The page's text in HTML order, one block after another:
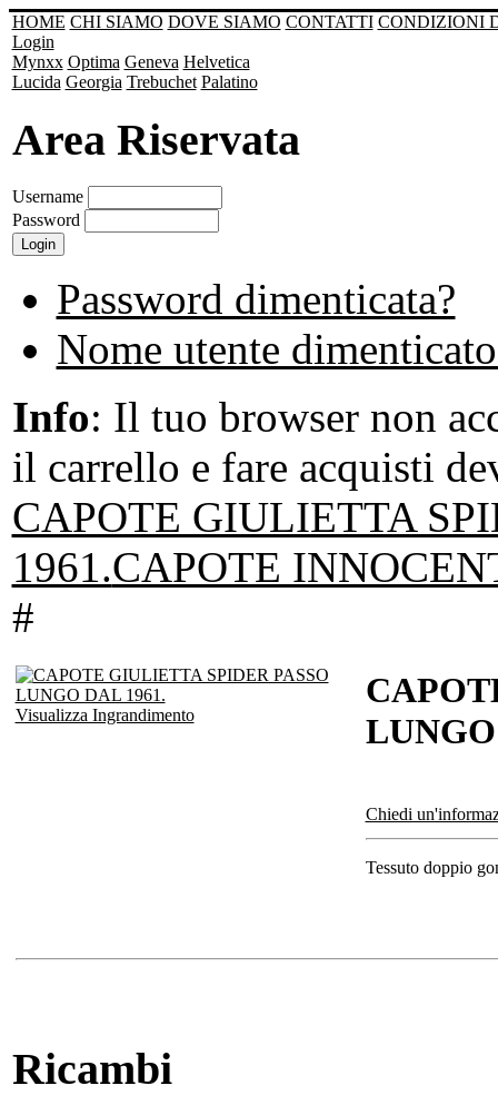
HOME CHI SIAMO DOVE SIAMO CONTATTI CONDIZIONI
Login
Mynxx Optima Geneva Helvetica
Lucida Georgia Trebuchet Palatino
Area Riservata
Username
Password
Password dimenticata?
Nome utente
Info: Il tuo browser non
il carrello e fare acquisti
CAPOTE GIULIETTA
1961.CAPOTE
#
Visualizza Ingrandimento
Chiedi
Tessuto doppio
Ricambi